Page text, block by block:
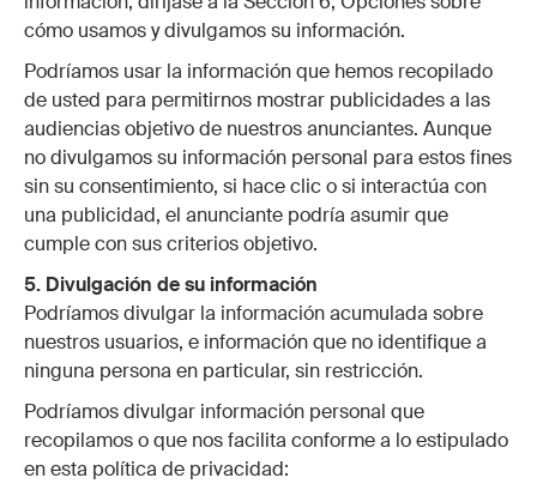
cómo usamos y divulgamos su información.
Podríamos usar la información que hemos recopilado
de usted para permitirnos mostrar publicidades a las
audiencias objetivo de nuestros anunciantes. Aunque
no divulgamos su información personal para estos fines
sin su consentimiento, si hace clic o si interactúa con
una publicidad, el anunciante podría asumir que
cumple con sus criterios objetivo.
5. Divulgación de su información
Podríamos divulgar la información acumulada sobre
nuestros usuarios, e información que no identifique a
ninguna persona en particular, sin restricción.
Podríamos divulgar información personal que
recopilamos o que nos facilita conforme a lo estipulado
en esta política de privacidad: